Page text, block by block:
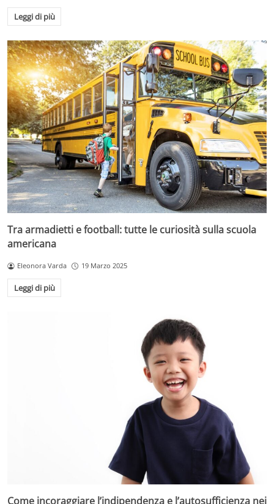
Leggi di più
Tra armadietti e football: tutte le curiosità sulla scuola
americana
Eleonora Varda 19 Marzo 2025
Leggi di più
Come incoraggiare l’indipendenza e l’autosufficienza nei